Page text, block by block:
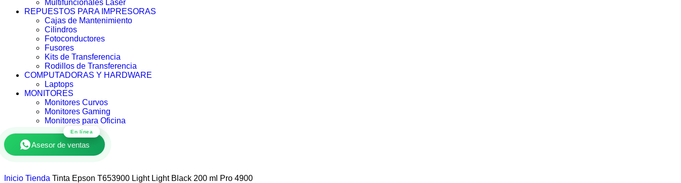
Multifuncionales Láser
REPUESTOS PARA IMPRESORAS
Cajas de Mantenimiento
Cilindros
Fotoconductores
Fusores
Kits de Transferencia
Rodillos de Transferencia
COMPUTADORAS Y HARDWARE
Laptops
MONITORES
Monitores Curvos
Monitores Gaming
Monitores para Oficina
En línea
Asesor de ventas
Inicio Tienda Tinta Epson T653900 Light Light Black 200 ml Pro 4900